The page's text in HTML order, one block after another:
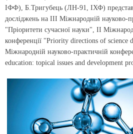
ІФФ), Б.Тригубець (ЛН-91, ІХФ)
досліджень на ІІІ Міжнародній науково-
"Пріоритети сучасної науки", ІІ
конференції "Priority directions of science
Міжнародній науково-практичній
education: topical issues and development